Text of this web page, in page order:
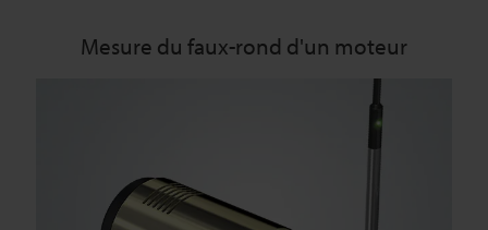
Mesure du faux-rond d'un moteur